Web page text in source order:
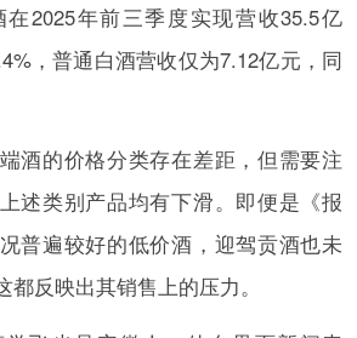
2025年前三季度实现营收35.5亿
，普通白酒营收仅为7.12亿元，同
酒的价格分类存在差距，但需要注
述类别产品均有下滑。即便是《报
普遍较好的低价酒，迎驾贡酒也未
反映出其销售上的压力。